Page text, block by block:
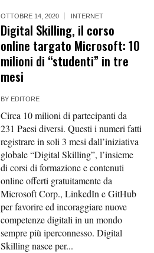
OTTOBRE 14, 2020 INTERNET
Digital Skilling, il corso
online targato Microsoft: 10
milioni di “studenti” in tre
mesi
BY EDITORE
Circa 10 milioni di partecipanti da
231 Paesi diversi. Questi i numeri fatti
registrare in soli 3 mesi dall’iniziativa
globale “Digital Skilling”, l’insieme
di corsi di formazione e contenuti
online offerti gratuitamente da
Microsoft Corp., LinkedIn e GitHub
per favorire ed incoraggiare nuove
competenze digitali in un mondo
sempre più iperconnesso. Digital
Skilling nasce per...